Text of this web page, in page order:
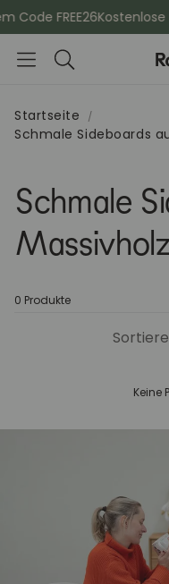
FREE26Kostenlose
Suche
Startseite
Schmale Sideboards
Schmale
0 Produkte
Keine